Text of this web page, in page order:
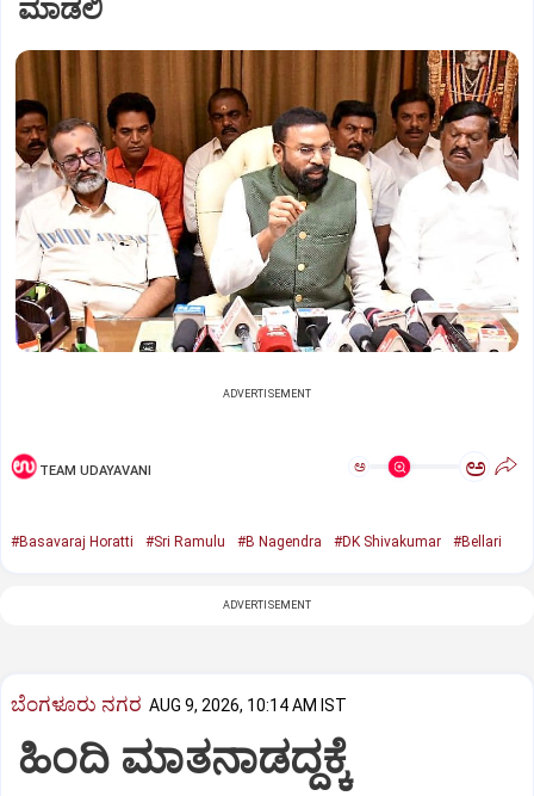
ಮಾಡಲಿ
ADVERTISEMENT
TEAM UDAYAVANI ಅ ಅ
#Basavaraj Horatti #Sri Ramulu #B Nagendra #DK Shivakumar #Bellari
ADVERTISEMENT
ಬೆಂಗಳೂರು ನಗರ AUG 9, 2026, 10:14 AM IST
ಹಿಂದಿ ಮಾತನಾಡದ್ದಕ್ಕೆ